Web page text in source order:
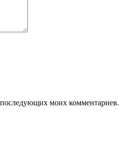
последующих моих комментариев.